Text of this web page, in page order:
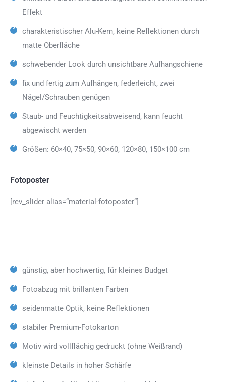
Effekt
charakteristischer Alu-Kern, keine Reflektionen durch
matte Oberfläche
schwebender Look durch unsichtbare Aufhangschiene
fix und fertig zum Aufhängen, federleicht, zwei
Nägel/Schrauben genügen
Staub- und Feuchtigkeitsabweisend, kann feucht
abgewischt werden
Größen: 60×40, 75×50, 90×60, 120×80, 150×100 cm
Fotoposter
[rev_slider alias=“material-fotoposter“]
günstig, aber hochwertig, für kleines Budget
Fotoabzug mit brillanten Farben
seidenmatte Optik, keine Reflektionen
stabiler Premium-Fotokarton
Motiv wird vollflächig gedruckt (ohne Weißrand)
kleinste Details in hoher Schärfe